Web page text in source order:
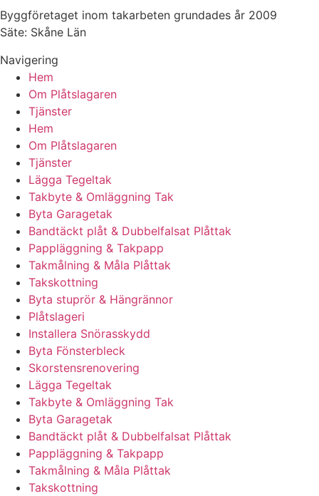
Byggföretaget inom takarbeten grundades år 2009
Säte: Skåne Län
Navigering
Hem
Om Plåtslagaren
Tjänster
Hem
Om Plåtslagaren
Tjänster
Lägga Tegeltak
Takbyte & Omläggning Tak
Byta Garagetak
Bandtäckt plåt & Dubbelfalsat Plåttak
Pappläggning & Takpapp
Takmålning & Måla Plåttak
Takskottning
Byta stuprör & Hängrännor
Plåtslageri
Installera Snörasskydd
Byta Fönsterbleck
Skorstensrenovering
Lägga Tegeltak
Takbyte & Omläggning Tak
Byta Garagetak
Bandtäckt plåt & Dubbelfalsat Plåttak
Pappläggning & Takpapp
Takmålning & Måla Plåttak
Takskottning